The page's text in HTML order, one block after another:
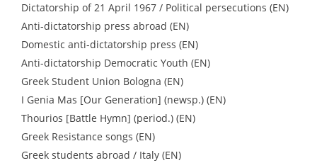
Dictatorship of 21 April 1967 / Political persecutions (EN)
Anti-dictatorship press abroad (EN)
Domestic anti-dictatorship press (EN)
Anti-dictatorship Democratic Youth (EN)
Greek Student Union Bologna (EN)
I Genia Mas [Our Generation] (newsp.) (EN)
Thourios [Battle Hymn] (period.) (EN)
Greek Resistance songs (EN)
Greek students abroad / Italy (EN)